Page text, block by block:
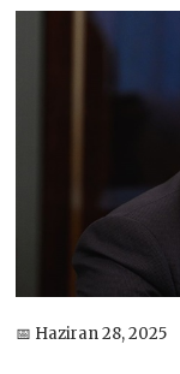
📅 Haziran 28, 2025